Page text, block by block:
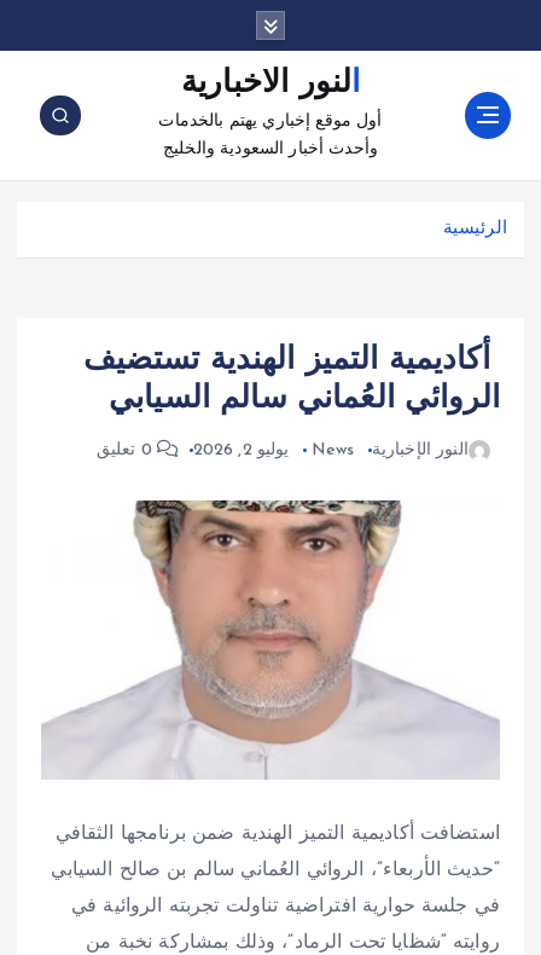
ز
النور الاخبارية
أول موقع إخباري يهتم بالخدمات
وأحدث أخبار السعودية والخليج
الرئيسية
أكاديمية التميز الهندية تستضيف
الروائي العُماني سالم السيابي
النور الإخبارية News يوليو 2, 2026 0 تعليق
استضافت أكاديمية التميز الهندية ضمن برنامجها الثقافي
“حديث الأربعاء”، الروائي العُماني سالم بن صالح السيابي
في جلسة حوارية افتراضية تناولت تجربته الروائية في
روايته “شظايا تحت الرماد”، وذلك بمشاركة نخبة من